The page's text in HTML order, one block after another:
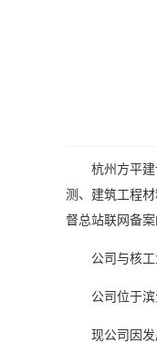
杭州方平
测、建筑工程
督总站联网备
公司与核
公司位于
现公司因